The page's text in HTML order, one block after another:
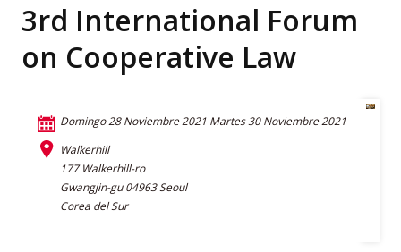
3rd International Forum
on Cooperative Law
Domingo 28 Noviembre 2021 Martes 30 Noviembre 2021
Walkerhill
177 Walkerhill-ro
Gwangjin-gu 04963 Seoul
Corea del Sur